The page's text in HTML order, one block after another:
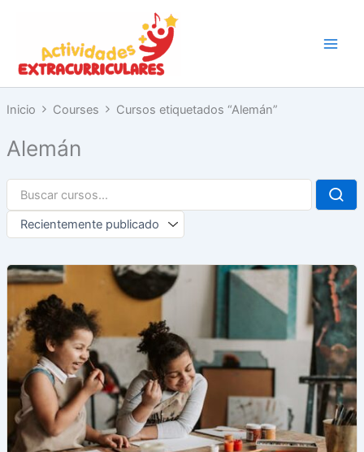
contenido
Inicio Courses Cursos etiquetados “Alemán”
Alemán